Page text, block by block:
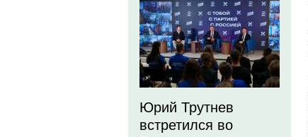
Юрий Трутнев
встретился во